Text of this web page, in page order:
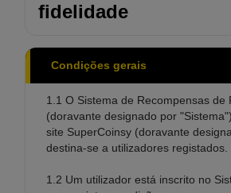
fidelidade
Condições gerais
1.1 O Sistema de Recompensas de
(doravante designado por
site SuperCoinsy (doravante
destina-se a utilizadores registados.
1.2 Um utilizador está inscrito no